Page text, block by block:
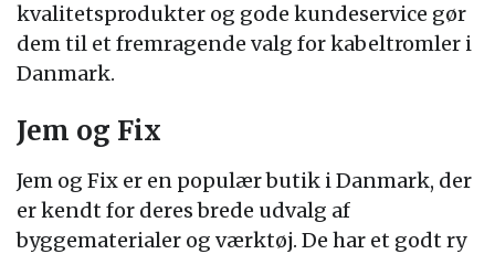
kvalitetsprodukter og gode kundeservice gør
dem til et fremragende valg for kabeltromler i
Danmark.
Jem og Fix
Jem og Fix er en populær butik i Danmark, der
er kendt for deres brede udvalg af
byggematerialer og værktøj. De har et godt ry